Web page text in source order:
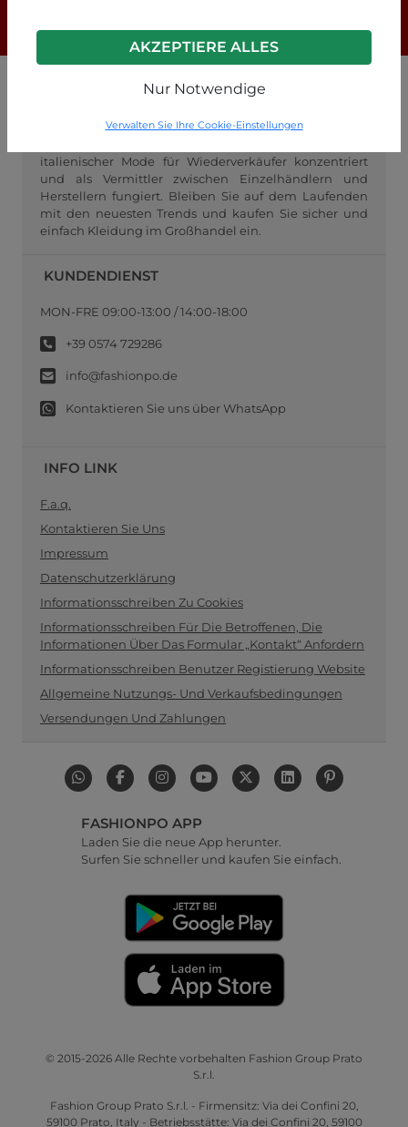
AKZEPTIERE ALLES
Nur Notwendige
Verwalten Sie Ihre Cookie-Einstellungen
GROSSHANDEL FASHIONPO
FashionPo.com ist ein Online-Großhändler für
italienischer Mode für Wiederverkäufer konzentriert
und als Vermittler zwischen Einzelhändlern und
Herstellern fungiert. Bleiben Sie auf dem Laufenden
mit den neuesten Trends und kaufen Sie sicher und
einfach Kleidung im Großhandel ein.
KUNDENDIENST
MON-FRE 09:00-13:00 / 14:00-18:00
+39 0574 729286
info@fashionpo.de
Kontaktieren Sie uns über WhatsApp
INFO LINK
F.a.q.
Kontaktieren Sie Uns
Impressum
Datenschutzerklärung
Informationsschreiben Zu Cookies
Informationsschreiben Für Die Betroffenen, Die
Informationen Über Das Formular „Kontakt“ Anfordern
Informationsschreiben Benutzer Registierung Website
Allgemeine Nutzungs- Und Verkaufsbedingungen
Versendungen Und Zahlungen
FASHIONPO APP
Laden Sie die neue App herunter.
Surfen Sie schneller und kaufen Sie einfach.
© 2015-2026 Alle Rechte vorbehalten Fashion Group Prato
S.r.l.
Fashion Group Prato S.r.l. - Firmensitz: Via dei Confini 20,
59100 Prato, Italy - Betriebsstätte: Via dei Confini 20, 59100